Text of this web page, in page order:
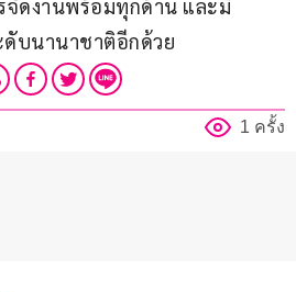
จัดงานพร้อมทุกด้าน และมี
บนานาชาติอีกด้วย
1 ครั้ง